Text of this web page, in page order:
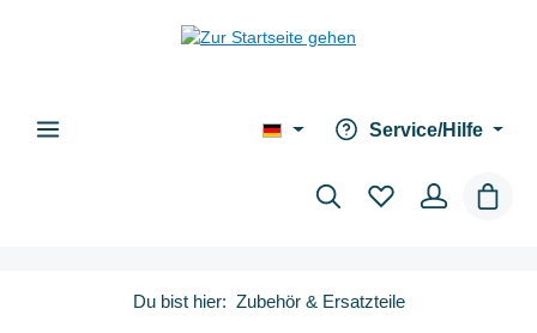
Service/Hilfe
Du bist hier: Zubehör & Ersatzteile